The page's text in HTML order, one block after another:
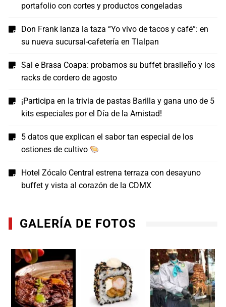
portafolio con cortes y productos congeladas
Don Frank lanza la taza “Yo vivo de tacos y café”: en
su nueva sucursal-cafetería en Tlalpan
Sal e Brasa Coapa: probamos su buffet brasileño y los
racks de cordero de agosto
¡Participa en la trivia de pastas Barilla y gana uno de 5
kits especiales por el Día de la Amistad!
5 datos que explican el sabor tan especial de los
ostiones de cultivo
Hotel Zócalo Central estrena terraza con desayuno
buffet y vista al corazón de la CDMX
GALERÍA DE FOTOS